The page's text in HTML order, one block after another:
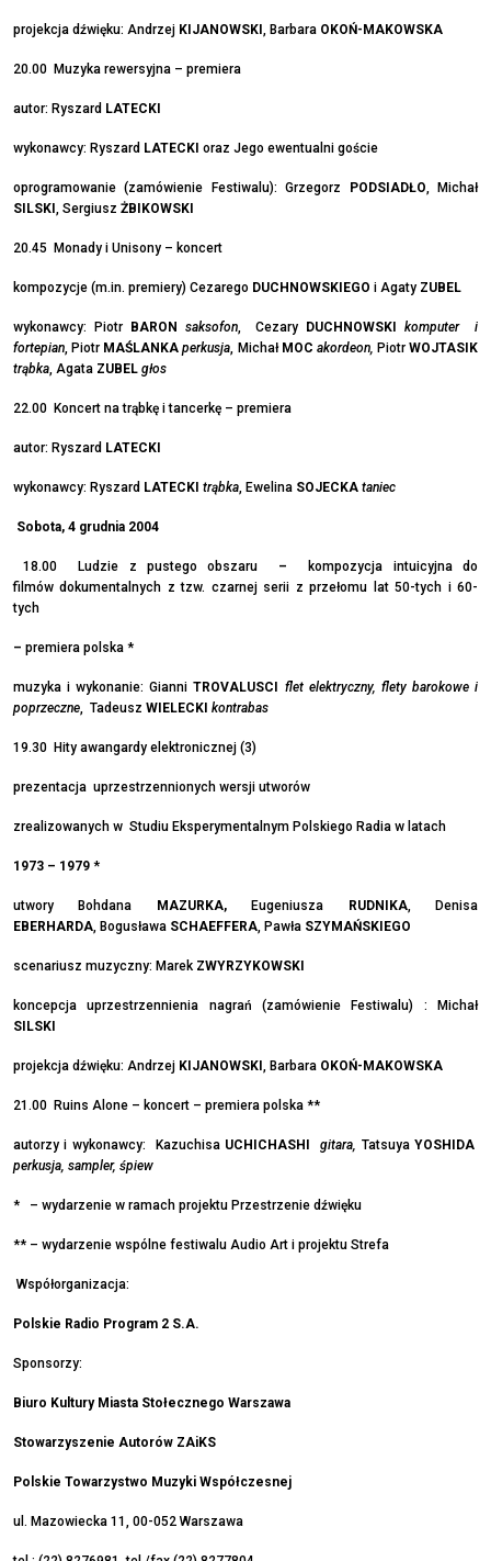
projekcja dźwięku: Andrzej KIJANOWSKI , Barbara OKOŃ-MAKOWSKA
20.00 Muzyka rewersyjna – premiera
autor: Ryszard LATECKI
wykonawcy: Ryszard LATECKI oraz Jego ewentualni goście
oprogramowanie (zamówienie Festiwalu): Grzegorz PODSIADŁO, Michał
SILSKI , Sergiusz ŻBIKOWSKI
20.45 Monady i Unisony – koncert
kompozycje (m.in. premiery) Cezarego DUCHNOWSKIEGO i Agaty ZUBEL
wykonawcy: Piotr BARON saksofon, Cezary DUCHNOWSKIkomputer i
fortepian, Piotr MAŚLANKA perkusja, Michał MOC akordeon, Piotr WOJTASIK
trąbka, Agata ZUBEL głos
22.00 Koncert na trąbkę i tancerkę – premiera
autor: Ryszard LATECKI
wykonawcy: Ryszard LATECKI trąbka, Ewelina SOJECKA taniec
Sobota, 4 grudnia 2004
18.00 Ludzie z pustego obszaru – kompozycja intuicyjna do
filmów dokumentalnych z tzw. czarnej serii z przełomu lat 50-tych i 60-
tych
– premiera polska *
muzyka i wykonanie: GianniTROVALUSCI
flet elektryczny, flety barokowe i
poprzeczne, Tadeusz WIELECKI kontrabas
19.30 Hity awangardy elektronicznej (3)
prezentacja uprzestrzennionych wersji utworów
zrealizowanych w Studiu Eksperymentalnym Polskiego Radia w latach
1973 – 1979 *
utwory Bohdana MAZURKA,Eugeniusza RUDNIKA, Denisa
EBERHARDA, Bogusława SCHAEFFERA, Pawła SZYMAŃSKIEGO
scenariusz muzyczny: Marek ZWYRZYKOWSKI
koncepcja uprzestrzennienia nagrań (zamówienie Festiwalu) : Michał
SILSKI
projekcja dźwięku: Andrzej KIJANOWSKI , Barbara OKOŃ-MAKOWSKA
21.00 Ruins Alone – koncert – premiera polska **
autorzy i wykonawcy: Kazuchisa UCHICHASHI gitara, TatsuyaYOSHIDA
perkusja, sampler, śpiew
* – wydarzenie w ramach projektu Przestrzenie dźwięku
** – wydarzenie wspólne festiwalu Audio Art i projektu Strefa
Współorganizacja:
Polskie Radio Program 2 S.A.
Sponsorzy:
Biuro Kultury Miasta Stołecznego Warszawa
Stowarzyszenie Autorów ZAiKS
Polskie Towarzystwo Muzyki Współczesnej
ul. Mazowiecka 11, 00-052 Warszawa